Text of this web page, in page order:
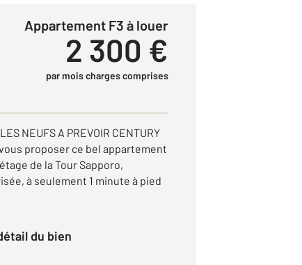
Appartement F3 à louer
2 300 €
par mois charges comprises
NEUFS A PREVOIR CENTURY
proposer ce bel appartement
de la Tour Sapporo,
à seulement 1 minute à pied
du bien